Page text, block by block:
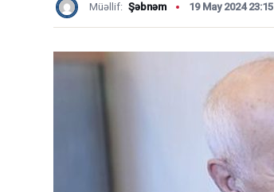
Müəllif: Şəbnəm 19 May 2024 23:15